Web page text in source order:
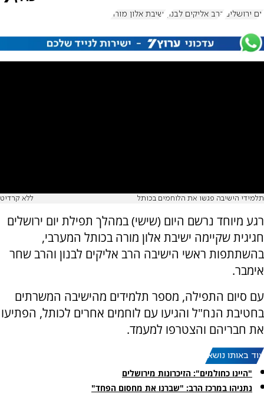
יום ירושלים הרב אליקים לבנון ישיבת אלון מורה
תלמידי הישיבה פגשו את הלוחמים בכותל ללא קרדיט
רגע מיוחד נרשם היום (שישי) במהלך תפילת יום ירושלים
חגיגית שקיימה ישיבת אלון מורה בכותל המערבי,
בהשתתפות ראשי הישיבה הרב אליקים לבנון והרב שחר
אימבר.
עם סיום התפילה, מספר תלמידים מהישיבה המשרתים
בחטיבת הנח"ל והגיעו עם לוחמים אחרים לכותל, הפתיעו
את חבריהם והצטרפו למעמד.
עוד באותו נושא:
"היינו כחולמים": הזיכרונות מירושלים
נתניהו במרכז הרב: "שברנו את מחסום הפחד"